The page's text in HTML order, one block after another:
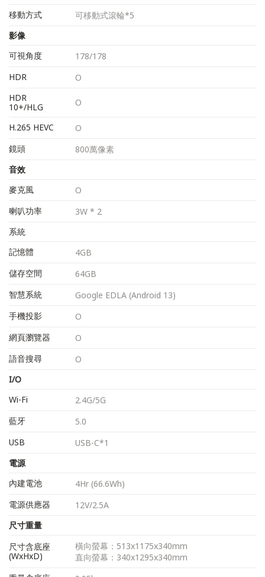
移動方式
可移動式滾輪*5
影像
可視角度
178/178
HDR
O
HDR
10+/HLG
O
H.265 HEVC
O
鏡頭
800萬像素
音效
麥克風
O
喇叭功率
3W * 2
系統
記憶體
4GB
儲存空間
64GB
智慧系統
Google EDLA (Android 13)
手機投影
O
網頁瀏覽器
O
語音搜尋
O
I/O
Wi-Fi
2.4G/5G
藍牙
5.0
USB
USB-C*1
電源
內建電池
4Hr (66.6Wh)
電源供應器
12V/2.5A
尺寸重量
尺寸含底座
(WxHxD)
橫向螢幕：513x1175x340mm
直向螢幕：340x1295x340mm